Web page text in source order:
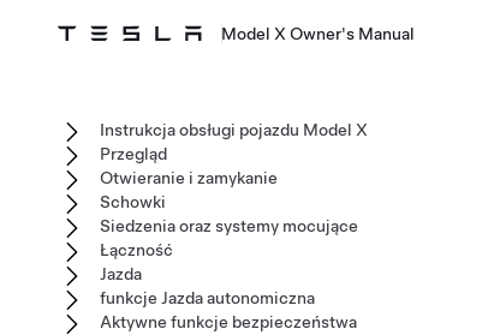
Model X Owner's Manual
Instrukcja obsługi pojazdu Model X
Przegląd
Otwieranie i zamykanie
Schowki
Siedzenia oraz systemy mocujące
Łączność
Jazda
funkcje Jazda autonomiczna
Aktywne funkcje bezpieczeństwa